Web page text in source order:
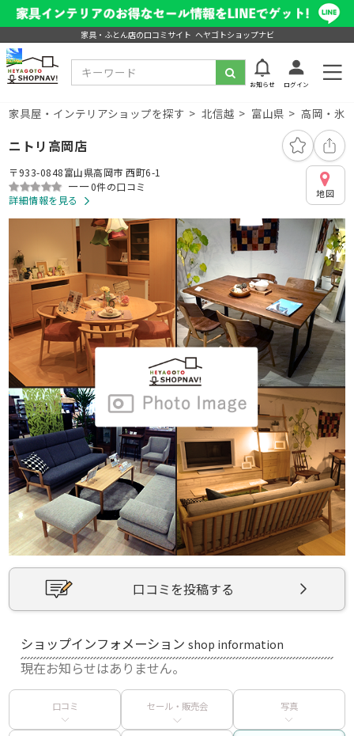
家具・ふとん店の口コミサイト ヘヤゴトショップナビ
お知らせ ログイン
家具屋・インテリアショップを探す 北信越 富山県 高岡・氷
ニトリ高岡店
〒933-0848富山県高岡市 西町6-1
ーー0件の口コミ
詳細情報を見る
地図
口コミを投稿する
ショップインフォメーションshop information
現在お知らせはありません。
口コミ セール・販売会 写真